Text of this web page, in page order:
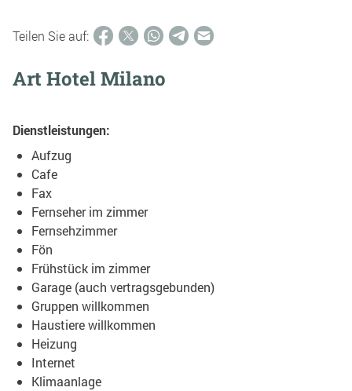
Teilen Sie auf:
Art Hotel Milano
Dienstleistungen:
Aufzug
Cafe
Fax
Fernseher im zimmer
Fernsehzimmer
Fön
Frühstück im zimmer
Garage (auch vertragsgebunden)
Gruppen willkommen
Haustiere willkommen
Heizung
Internet
Klimaanlage